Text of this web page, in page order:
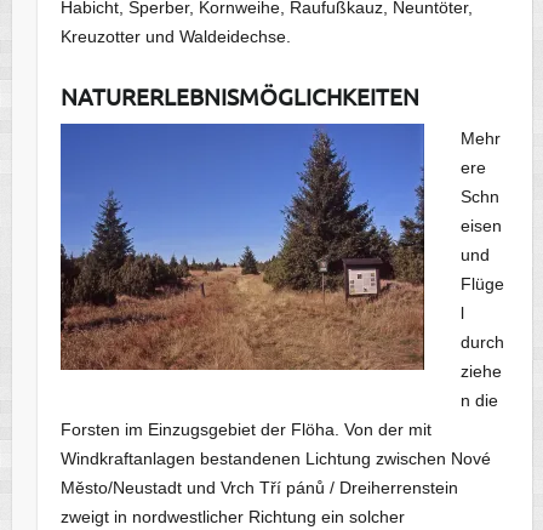
Habicht, Sperber, Kornweihe, Raufußkauz, Neuntöter,
Kreuzotter und Waldeidechse.
NATURERLEBNISMÖGLICHKEITEN
Mehr
ere
Schn
eisen
und
Flüge
l
durch
ziehe
n die
Forsten im Einzugsgebiet der Flöha. Von der mit
Windkraftanlagen bestandenen Lichtung zwischen Nové
Město/Neustadt und Vrch Tří pánů / Dreiherrenstein
zweigt in nordwestlicher Richtung ein solcher